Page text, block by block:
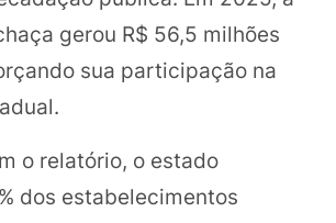
gerou R$ 56,5 milhões
sua participação na
o relatório, o estado
dos estabelecimentos